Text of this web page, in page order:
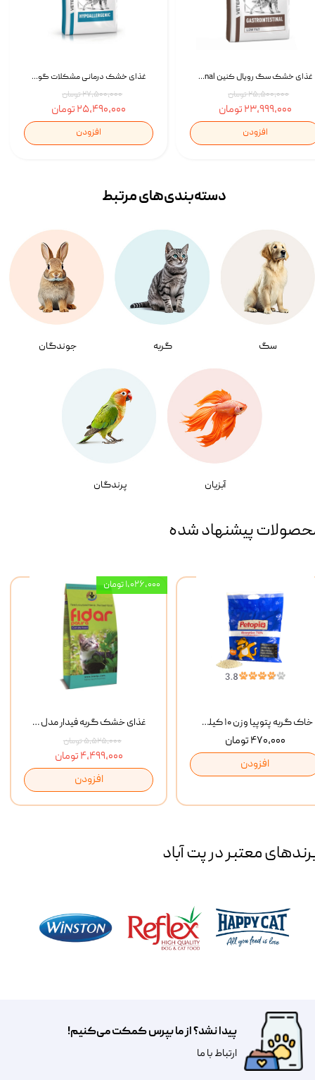
غذای خشک درمانی مشکلات گوارشی سگ رویال کنین Royal Canin Hypoallergenic وزن 7 کیلوگرم | پت استوک
۲۷,۵۰۰,۰۰۰ تومان
۲۵,۴۹۰,۰۰۰ تومان
افزودن
غذای خشک سگ رویال کنین Royal Canin Gastrointestinal وزن 7.5 کیلوگرم | پت استوک
۲۵,۵۰۰,۰۰۰ تومان
۲۳,۹۹۹,۰۰۰ تومان
افزودن
سگ گربه جوندگان
آبزیان پرندگان
دسته‌بندی‌‌های مرتبط
پیشنهاد شده
غذای خشک گربه فیدار مدل Adult وزن 10 کیلوگرم
۵,۵۲۵,۰۰۰ تومان
۴,۴۹۹,۰۰۰ تومان
افزودن
۱,۰۲۶,۰۰۰ تومان
خاک گربه پتوپیا وزن ۱۰ کیلوگرم
۴۷۰,۰۰۰ تومان
افزودن
معتبر در پت آباد
پیدا نشد؟ از ما بپرس کمکت می‌کنیم!
​​​ارتباط با ما